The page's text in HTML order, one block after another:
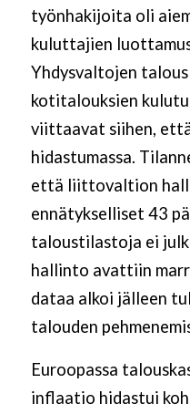
työnhakijoita oli
kuluttajien
Yhdysvaltojen
kotitalouksien
viittaavat siihen,
hidastumassa.
että liittovaltion
ennätykselliset 43
taloustilastoja ei
hallinto avattiin
dataa alkoi jälleen
talouden
Euroopassa
inflaatio hidastui